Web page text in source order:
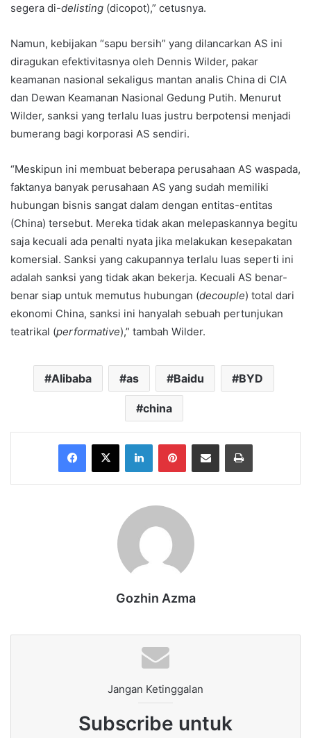
segera di-delisting (dicopot),” cetusnya.
Namun, kebijakan “sapu bersih” yang dilancarkan AS ini
diragukan efektivitasnya oleh Dennis Wilder, pakar
keamanan nasional sekaligus mantan analis China di CIA
dan Dewan Keamanan Nasional Gedung Putih. Menurut
Wilder, sanksi yang terlalu luas justru berpotensi menjadi
bumerang bagi korporasi AS sendiri.
“Meskipun ini membuat beberapa perusahaan AS waspada,
faktanya banyak perusahaan AS yang sudah memiliki
hubungan bisnis sangat dalam dengan entitas-entitas
(China) tersebut. Mereka tidak akan melepaskannya begitu
saja kecuali ada penalti nyata jika melakukan kesepakatan
komersial. Sanksi yang cakupannya terlalu luas seperti ini
adalah sanksi yang tidak akan bekerja. Kecuali AS benar-
benar siap untuk memutus hubungan (decouple) total dari
ekonomi China, sanksi ini hanyalah sebuah pertunjukan
teatrikal (performative),” tambah Wilder.
Alibaba as Baidu BYD
china
Facebook
X LinkedInPinterestShare via Email Print
Gozhin Azma
Jangan Ketinggalan
Subscribe untuk